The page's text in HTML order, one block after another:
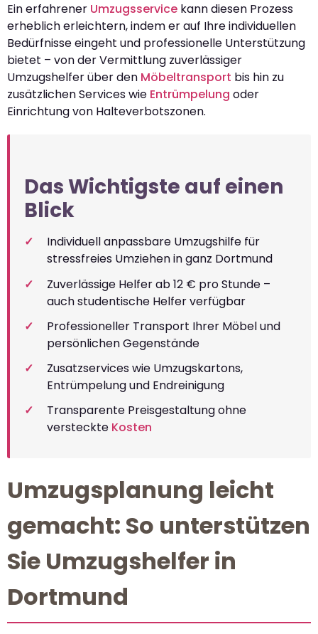
Ein erfahrener Umzugsservice kann diesen Prozess
erheblich erleichtern, indem er auf Ihre individuellen
Bedürfnisse eingeht und professionelle Unterstützung
bietet – von der Vermittlung zuverlässiger
Umzugshelfer über den Möbeltransport bis hin zu
zusätzlichen Services wie Entrümpelung oder
Einrichtung von Halteverbotszonen.
Das Wichtigste auf einen
Blick
Individuell anpassbare Umzugshilfe für
stressfreies Umziehen in ganz Dortmund
Zuverlässige Helfer ab 12 € pro Stunde –
auch studentische Helfer verfügbar
Professioneller Transport Ihrer Möbel und
persönlichen Gegenstände
Zusatzservices wie Umzugskartons,
Entrümpelung und Endreinigung
Transparente Preisgestaltung ohne
versteckte Kosten
Umzugsplanung leicht
gemacht: So unterstützen
Sie Umzugshelfer in
Dortmund